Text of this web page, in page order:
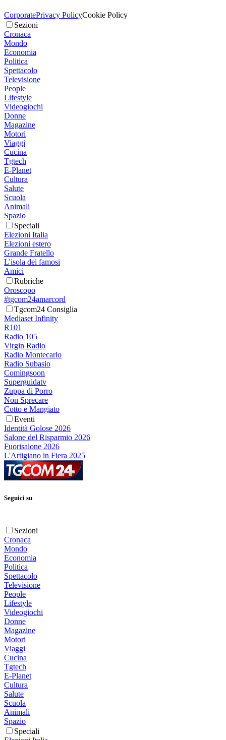
CorporatePrivacy PolicyCookie Policy
Sezioni
Cronaca
Mondo
Economia
Politica
Spettacolo
Televisione
People
Lifestyle
Videogiochi
Donne
Magazine
Motori
Viaggi
Cucina
Tgtech
E-Planet
Cultura
Salute
Scuola
Animali
Spazio
Speciali
Elezioni Italia
Elezioni estero
Grande Fratello
L'isola dei famosi
Amici
Rubriche
Oroscopo
#tgcom24amarcord
Tgcom24 Consiglia
Mediaset Infinity
R101
Radio 105
Virgin Radio
Radio Montecarlo
Radio Subasio
Comingsoon
Superguidatv
Zuppa di Porro
Non Sprecare
Cotto e Mangiato
Eventi
Identità Golose 2026
Salone del Risparmio 2026
Fuorisalone 2026
L'Artigiano in Fiera 2025
Seguici su
Sezioni
Cronaca
Mondo
Economia
Politica
Spettacolo
Televisione
People
Lifestyle
Videogiochi
Donne
Magazine
Motori
Viaggi
Cucina
Tgtech
E-Planet
Cultura
Salute
Scuola
Animali
Spazio
Speciali